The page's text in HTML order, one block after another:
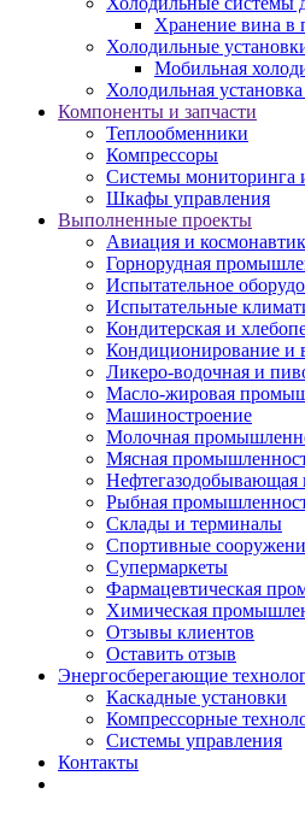
Хранение вина в
Холодильные
Мобильная
Холодильная
Компоненты и запчасти
Теплообменники
Компрессоры
Системы мониторинга
Шкафы управления
Выполненные проекты
Авиация и
Горнорудная
Испытательное
Испытательные
Кондитерская и
Кондиционирование и
Ликеро-водочная и
Масло-жировая
Машиностроение
Молочная
Мясная
Рыбная
Склады и терминалы
Спортивные
Супермаркеты
Фармацевтическая
Химическая
Отзывы клиентов
Оставить отзыв
Энергосберегающие
Каскадные установки
Компрессорные
Системы управления
Контакты